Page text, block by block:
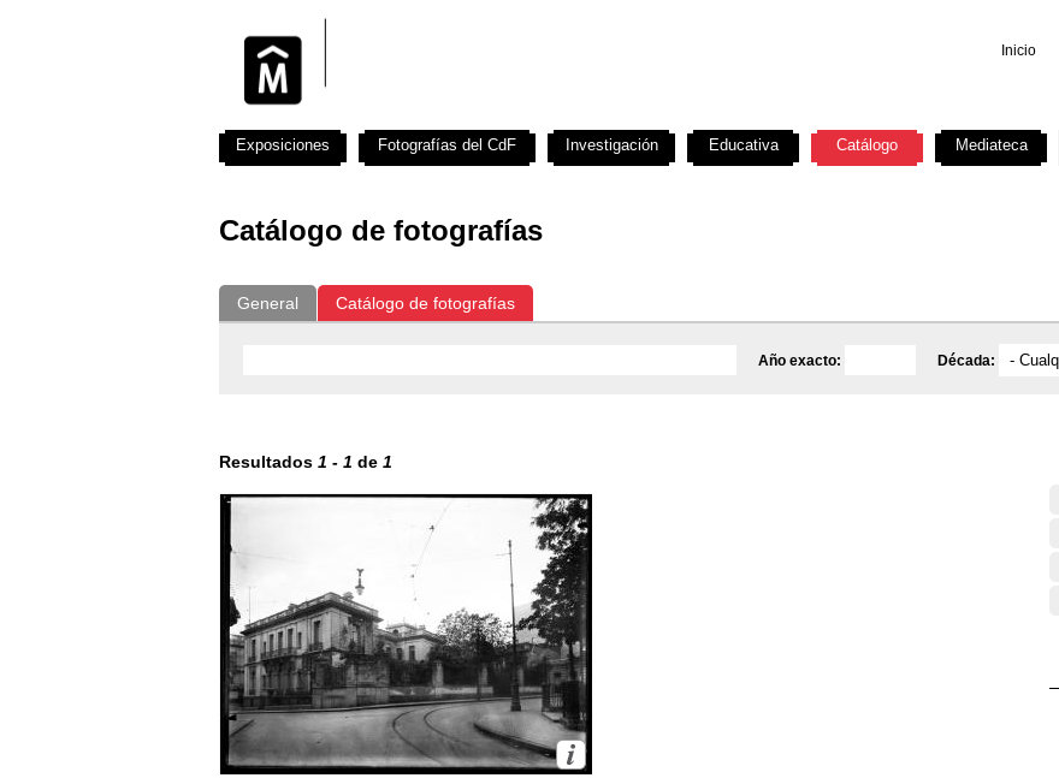
Inicio
Catálogo de fotografías
General Catálogo de fotografías
Año exacto: Década:
Resultados 1 - 1 de 1
Exposiciones Fotografías del CdF Investigación Educativa Catálogo Mediateca